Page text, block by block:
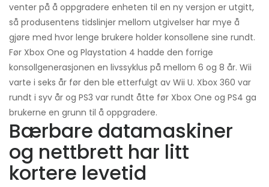
venter på å oppgradere enheten til en ny versjon er utgitt,
så produsentens tidslinjer mellom utgivelser har mye å
gjøre med hvor lenge brukere holder konsollene sine rundt.
Før Xbox One og Playstation 4 hadde den forrige
konsollgenerasjonen en livssyklus på mellom 6 og 8 år. Wii
varte i seks år før den ble etterfulgt av Wii U. Xbox 360 var
rundt i syv år og PS3 var rundt åtte før Xbox One og PS4 ga
brukerne en grunn til å oppgradere.
Bærbare datamaskiner
og nettbrett har litt
kortere levetid